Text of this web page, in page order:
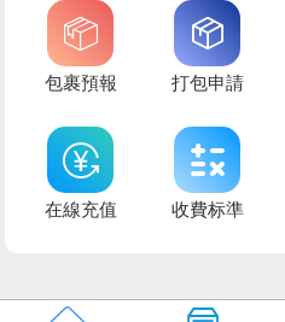
包裹預報 打包申請
在線充值 收費标準